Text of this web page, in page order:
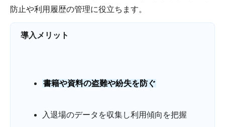
防止や利用履歴の管理に役立ちます。
導入メリット
書籍や資料の盗難や紛失を防ぐ
入退場のデータを収集し利用傾向を把握